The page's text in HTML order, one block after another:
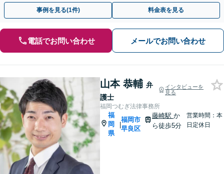
【休日・夜間・WEB相談対応】【労働審判の経験あり】
事例を見る(1件) 料金表を見る
電話でお問い合わせ メールでお問い合わせ
山本 恭輔 弁
護士
インタビューを
見る
福岡つむぎ法律事務所
福
岡
県
|
福岡市
早良区
藤崎駅 か
ら徒歩5分
営業時間：本
日定休日